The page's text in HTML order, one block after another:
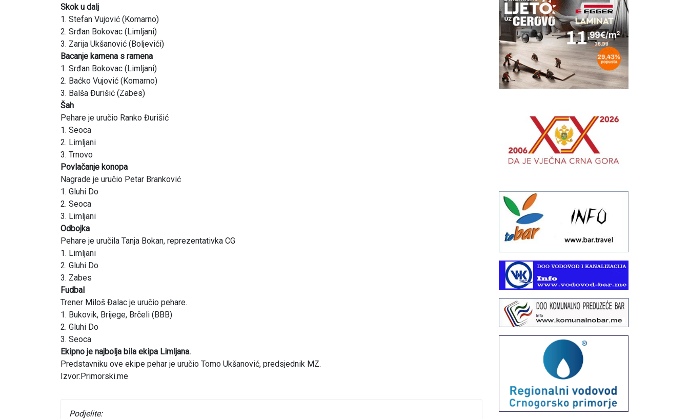
Skok u dalj
1. Stefan Vujović (Komarno)
2. Srđan Bokovac (Limljani)
3. Zarija Ukšanović (Boljevići)
Bacanje kamena s ramena
1. Srđan Bokovac (Limljani)
2. Baćko Vujović (Komarno)
3. Balša Đurišić (Zabes)
Šah
Pehare je uručio Ranko Đurišić
1. Seoca
2. Limljani
3. Trnovo
Povlačanje konopa
Nagrade je uručio Petar Branković
1. Gluhi Do
2. Seoca
3. Limljani
Odbojka
Pehare je uručila Tanja Bokan, reprezentativka CG
1. Limljani
2. Gluhi Do
3. Zabes
Fudbal
Trener Miloš Đalac je uručio pehare.
1. Bukovik, Brijege, Brčeli (BBB)
2. Gluhi Do
3. Seoca
Ekipno je najbolja bila ekipa Limljana.
Predstavniku ove ekipe pehar je uručio Tomo Ukšanović, predsjednik MZ.
Izvor:Primorski.me
Podjelite: